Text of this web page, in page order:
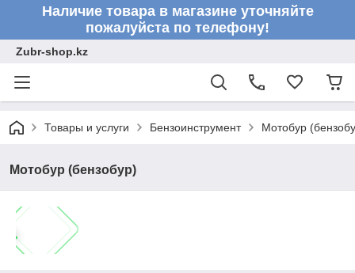
Наличие товара в магазине уточняйте
пожалуйста по телефону!
Zubr-shop.kz
Товары и услуги Бензоинструмент Мотобур
Мотобур (бензобур)